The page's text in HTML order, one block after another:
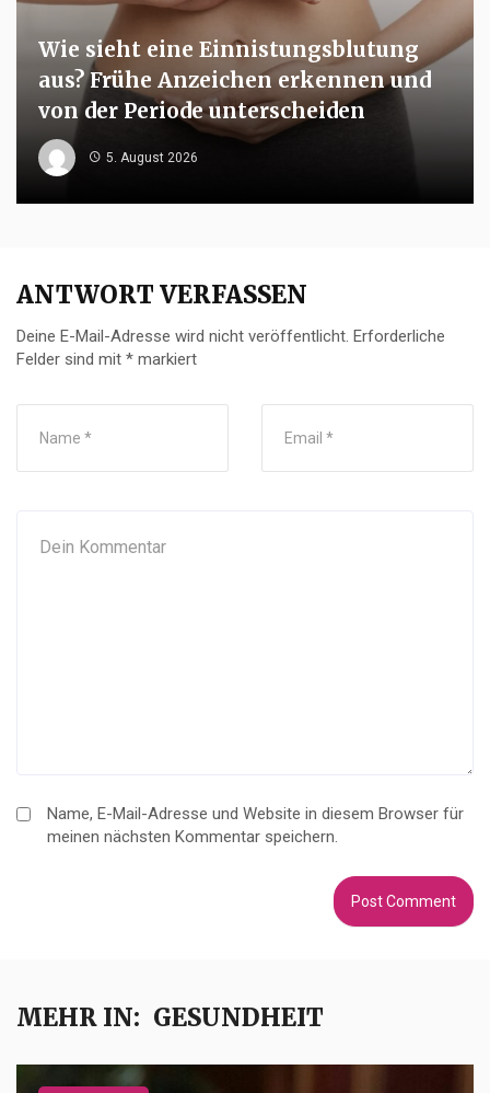
Wie sieht eine Einnistungsblutung
aus? Frühe Anzeichen erkennen und
von der Periode unterscheiden
5. August 2026
ANTWORT VERFASSEN
Deine E-Mail-Adresse wird nicht veröffentlicht. Erforderliche
Felder sind mit * markiert
Name, E-Mail-Adresse und Website in diesem Browser für
meinen nächsten Kommentar speichern.
MEHR IN: GESUNDHEIT